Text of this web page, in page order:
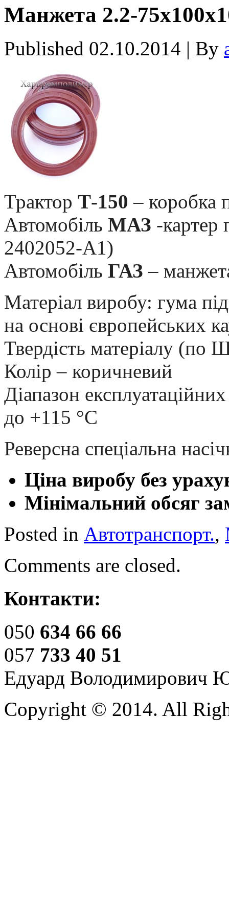
Манжета 2.2-
Published 02.10.2014 | By
Трактор Т-150 – коробка
Автомобіль МАЗ -картер
2402052-А1)
Автомобіль ГАЗ –
Матеріал виробу: гума
на основі європейських
Твердість матеріалу
Колір – коричневий
Діапазон
до +115 °С
Реверсна спеціальна
Ціна виробу без
Мінімальний обсяг
Posted in Автотранспорт.,
Comments are closed.
Контакти:
050 634 66 66
057 733 40 51
Едуард Володимирович
Copyright © 2014. All